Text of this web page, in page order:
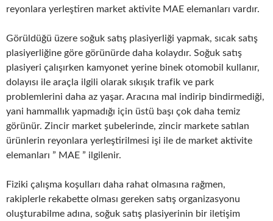
reyonlara yerleştiren market aktivite MAE elemanları vardır.
Görüldüğü üzere soğuk satış plasiyerliği yapmak, sıcak satış
plasiyerliğine göre görünürde daha kolaydır. Soğuk satış
plasiyeri çalışırken kamyonet yerine binek otomobil kullanır,
dolayısı ile araçla ilgili olarak sıkışık trafik ve park
problemlerini daha az yaşar. Aracına mal indirip bindirmediği,
yani hammallık yapmadığı için üstü başı çok daha temiz
görünür. Zincir market şubelerinde, zincir markete satılan
ürünlerin reyonlara yerleştirilmesi işi ile de market aktivite
elemanları ” MAE ” ilgilenir.
Fiziki çalışma koşulları daha rahat olmasına rağmen,
rakiplerle rekabette olması gereken satış organizasyonu
oluşturabilme adına, soğuk satış plasiyerinin bir iletişim